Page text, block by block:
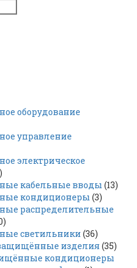
оборудование
управление
электрическое
кабельные вводы (13)
кондиционеры (3)
распределительные
светильники (36)
изделия (35)
кондиционеры